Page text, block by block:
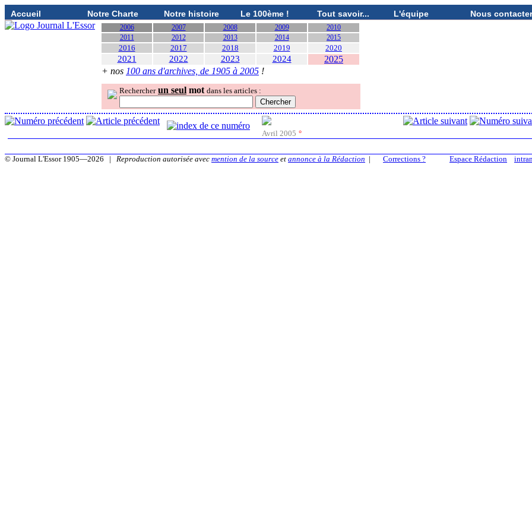
Accueil Notre Charte Notre histoire Le 100ème ! Tout savoir... L'équipe Nous contacter
2006 2007 2008 2009
2010
2011
2012 2013 2014 2015
2016 2017 2018 2019 2020
2021 2022 2023 2024
2025
+ nos 100 ans d'archives, de 1905 à 2005 !
Rechercher un seul mot dans les articles :
Avril 2005 °
Espace Rédaction
© Journal L'Essor 1905—2026 | Reproduction autorisée avec mention de la source et annonce à la Rédaction | Corrections ?